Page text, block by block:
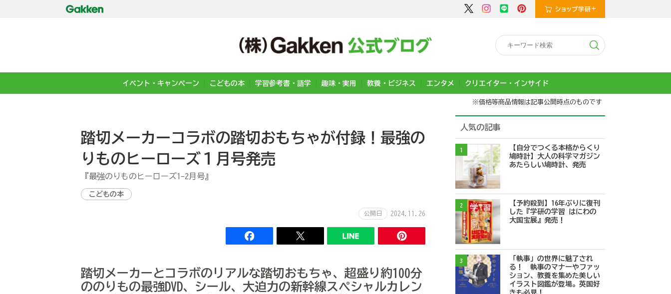
イベント・キャンペーン こどもの本 学習参考書・語学 趣味・実用 教養・ビジネス エンタメ クリエイター・インサイド
※価格等商品情報は記事公開時点のものです
踏切メーカーコラボの踏切おもちゃが付録！最強の
りものヒーローズ１月号発売
『最強のりものヒーローズ1-2月号』
こどもの本
公開日 2024.11.26
踏切メーカーとコラボのリアルな踏切おもちゃ、超盛り約100分
ののりもの最強DVD、シール、大迫力の新幹線スペシャルカレン
人気の記事
1
【自分でつくる本格からくり
鳩時計】大人の科学マガジン
あたらしい鳩時計、発売
2
【予約殺到】16年ぶりに復刊
した『学研の学習 はにわの
大国宝展』発売！
3
「執事」の世界に魅了され
る！ 執事のマナーやファッ
ション、教養を集めた美しい
イラスト図鑑が登場。英国好